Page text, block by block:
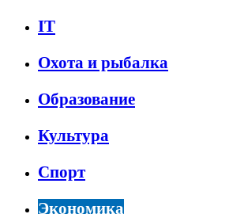
IT
Охота и рыбалка
Образование
Культура
Спорт
Экономика